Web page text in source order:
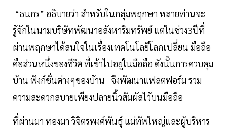
“ธนกร” อธิบายว่า สำหรับในกลุ่มพฤกษา หลายท่านจะ
รู้จักในนามบริษัทพัฒนาอสังหาริมทรัพย์ แต่ในช่วง3ปีที่
ผ่านพฤกษาได้สนใจในเรื่องเทคโนโลยีโลกเปลี่ยน มือถือ
คือส่วนหนึ่งของชีวิต ที่เข้าไปอยู่ในมือถือ ดังนั้นการควบคุม
บ้าน ฟังก์ชั่นต่างๆของบ้าน จึงพัฒนาแฟลตฟอร์ม รวม
ความสะดวกสบายเพียงปลายนิ้วสัมผัสไว้บนมือถือ
ที่ผ่านมา ทองมา วิจิตรพงศ์พันธุ์ แม่ทัพใหญ่และผู้บริหาร